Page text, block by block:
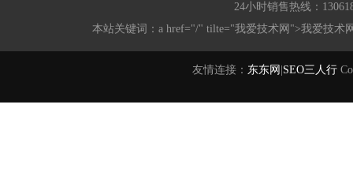
24小时销售热线：
本站关键词：a href="/" tilte="我爱技术网">我爱技术
友情连接： 东东网 SEO三人行